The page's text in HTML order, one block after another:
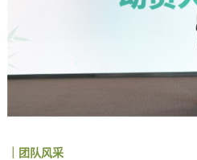
｜团队风采